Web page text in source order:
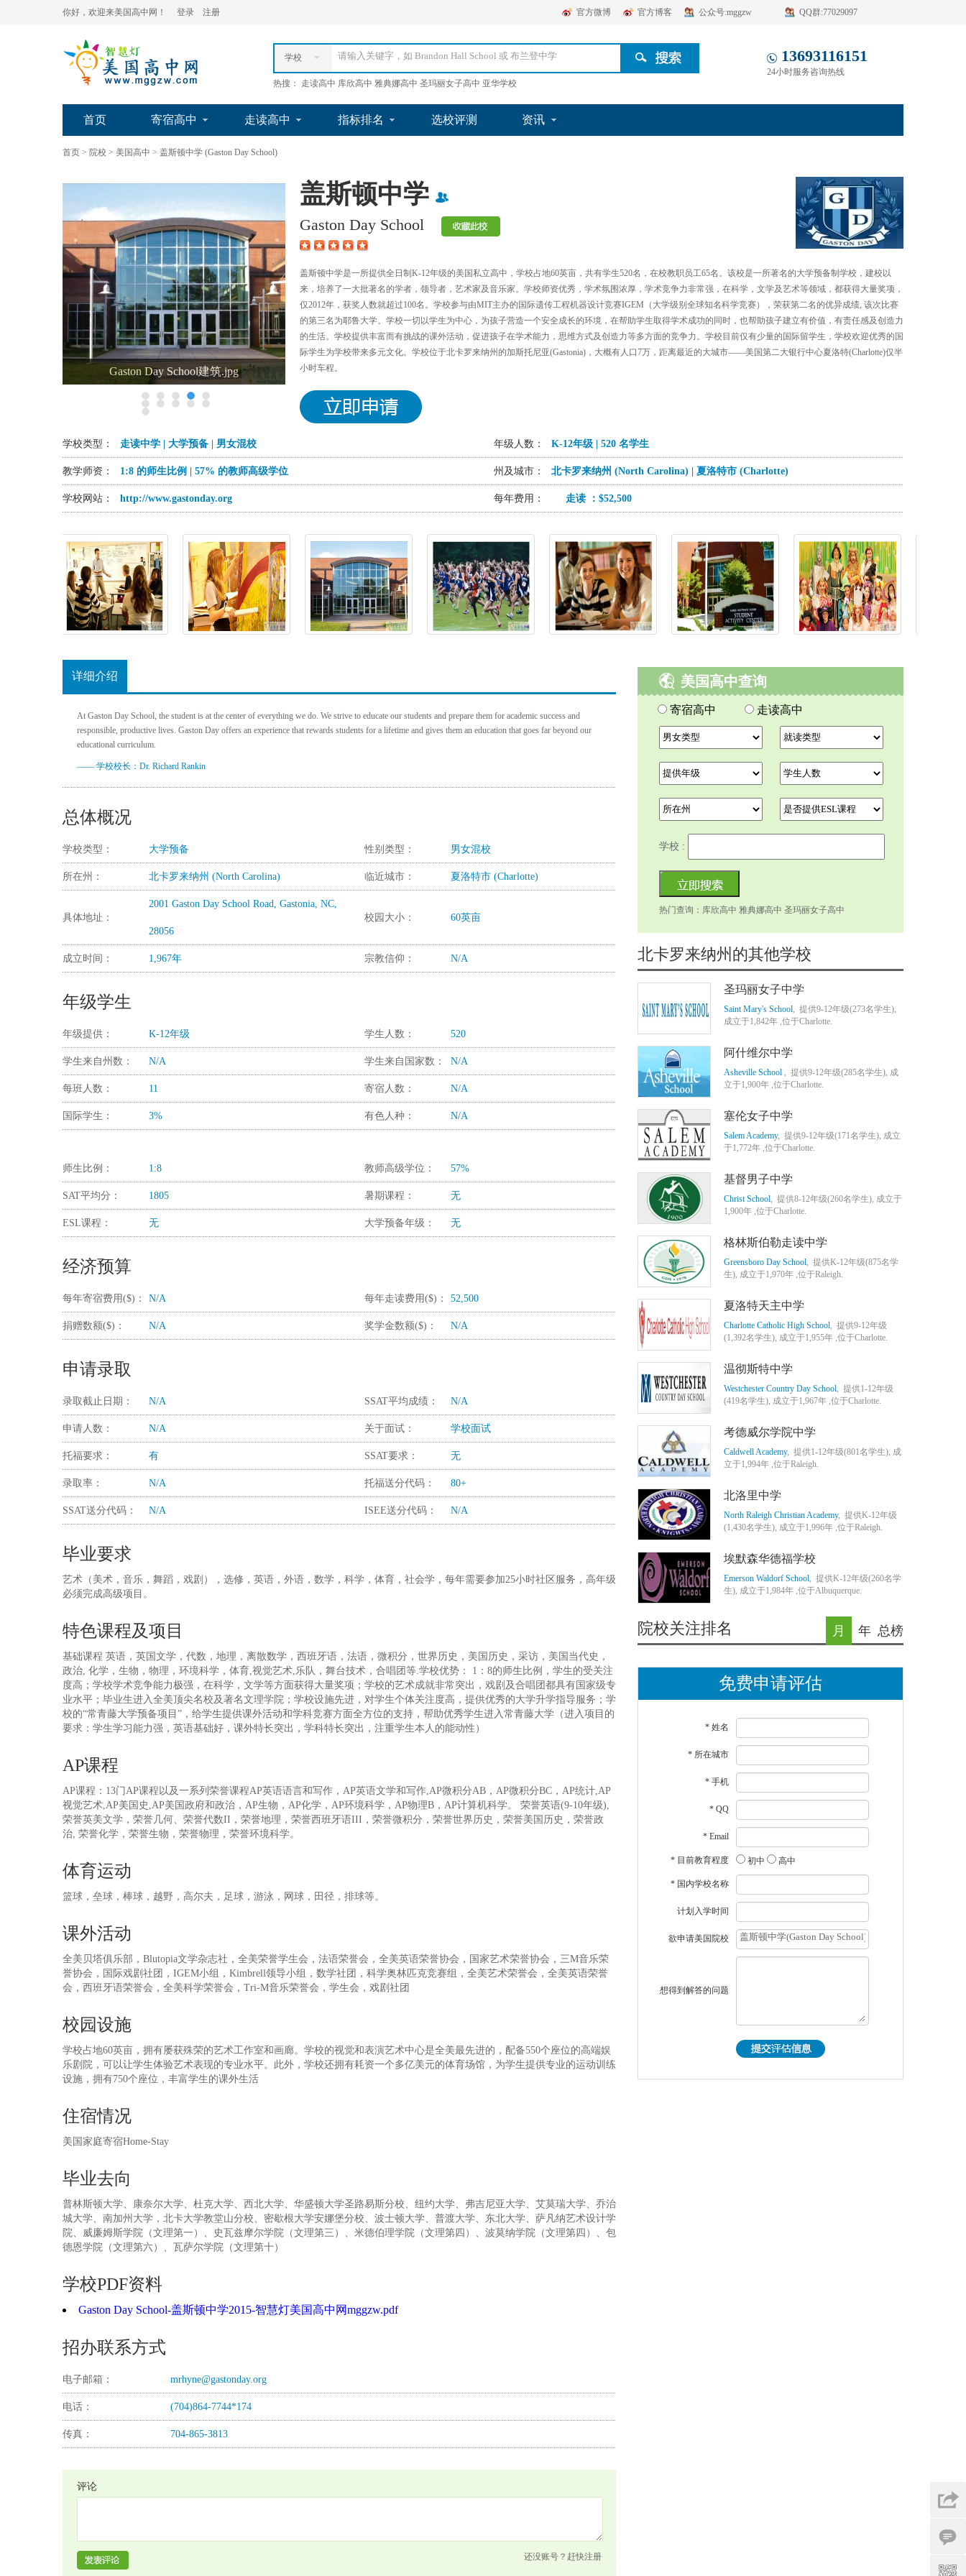
你好，欢迎来美国高中网！ 登录 注册 官方微博 官方博客 公众号:mggzw QQ群:77029097
学校
热搜： 走读高中 库欣高中 雅典娜高中 圣玛丽女子高中 亚华学校
13693116151
24小时服务咨询热线
首页 寄宿高中 走读高中 指标排名 选校评测 资讯
首页 > 院校 > 美国高中 > 盖斯顿中学 (Gaston Day School)
Gaston Day School建筑.jpg
盖斯顿中学
Gaston Day School
盖斯顿中学是一所提供全日制K-12年级的美国私立高中，学校占地60英亩，共有学生520名，在校教职员工65名。该校是一所著名的大学预备制学校，建校以
来，培养了一大批著名的学者，领导者，艺术家及音乐家。学校师资优秀，学术氛围浓厚，学术竞争力非常强，在科学，文学及艺术等领域，都获得大量奖项，
仅2012年，获奖人数就超过100名。学校参与由MIT主办的国际遗传工程机器设计竞赛IGEM（大学级别全球知名科学竞赛），荣获第二名的优异成绩, 该次比赛
的第三名为耶鲁大学。学校一切以学生为中心，为孩子营造一个安全成长的环境，在帮助学生取得学术成功的同时，也帮助孩子建立有价值，有责任感及创造力
的生活。学校提供丰富而有挑战的课外活动，促进孩子在学术能力，思维方式及创造力等多方面的竞争力。学校目前仅有少量的国际留学生，学校欢迎优秀的国
际学生为学校带来多元文化。学校位于北卡罗来纳州的加斯托尼亚(Gastonia)，大概有人口7万，距离最近的大城市——美国第二大银行中心夏洛特(Charlotte)仅半
小时车程。
学校类型： 走读中学 | 大学预备 | 男女混校 年级人数： K-12年级 | 520 名学生
教学师资： 1:8 的师生比例 | 57% 的教师高级学位 州及城市： 北卡罗来纳州 (North Carolina) | 夏洛特市 (Charlotte)
学校网站： http://www.gastonday.org 每年费用： 走读 ：$52,500
详细介绍
At Gaston Day School, the student is at the center of everything we do. We strive to educate our students and prepare them for academic success and
responsible, productive lives. Gaston Day offers an experience that rewards students for a lifetime and gives them an education that goes far beyond our
educational curriculum.
—— 学校校长：Dr. Richard Rankin
总体概况
学校类型： 大学预备 性别类型： 男女混校
所在州： 北卡罗来纳州 (North Carolina) 临近城市： 夏洛特市 (Charlotte)
具体地址：
2001 Gaston Day School Road, Gastonia, NC,
28056
校园大小： 60英亩
成立时间： 1,967年 宗教信仰： N/A
年级学生
年级提供： K-12年级 学生人数： 520
学生来自州数： N/A 学生来自国家数： N/A
每班人数： 11 寄宿人数： N/A
国际学生： 3% 有色人种： N/A
师生比例： 1:8 教师高级学位： 57%
SAT平均分： 1805 暑期课程： 无
ESL课程： 无 大学预备年级： 无
经济预算
每年寄宿费用($)： N/A 每年走读费用($)： 52,500
捐赠数额($)： N/A 奖学金数额($)： N/A
申请录取
录取截止日期： N/A SSAT平均成绩： N/A
申请人数： N/A 关于面试： 学校面试
托福要求： 有 SSAT要求： 无
录取率： N/A 托福送分代码： 80+
SSAT送分代码： N/A ISEE送分代码： N/A
毕业要求
艺术（美术，音乐，舞蹈，戏剧），选修，英语，外语，数学，科学，体育，社会学，每年需要参加25小时社区服务，高年级
必须完成高级项目。
特色课程及项目
基础课程 英语，英国文学，代数，地理，离散数学，西班牙语，法语，微积分，世界历史，美国历史，采访，美国当代史，
政治, 化学，生物，物理，环境科学，体育,视觉艺术,乐队，舞台技术，合唱团等.学校优势： 1：8的师生比例，学生的受关注
度高；学校学术竞争能力极强，在科学，文学等方面获得大量奖项；学校的艺术成就非常突出，戏剧及合唱团都具有国家级专
业水平；毕业生进入全美顶尖名校及著名文理学院；学校设施先进，对学生个体关注度高，提供优秀的大学升学指导服务；学
校的“常青藤大学预备项目”，给学生提供课外活动和学科竞赛方面全方位的支持，帮助优秀学生进入常青藤大学（进入项目的
要求：学生学习能力强，英语基础好，课外特长突出，学科特长突出，注重学生本人的能动性）
AP课程
AP课程：13门AP课程以及一系列荣誉课程AP英语语言和写作，AP英语文学和写作,AP微积分AB，AP微积分BC，AP统计,AP
视觉艺术,AP美国史,AP美国政府和政治，AP生物，AP化学，AP环境科学，AP物理B，AP计算机科学。 荣誉英语(9-10年级),
荣誉英美文学，荣誉几何、荣誉代数II，荣誉地理，荣誉西班牙语III，荣誉微积分，荣誉世界历史，荣誉美国历史，荣誉政
治, 荣誉化学，荣誉生物，荣誉物理，荣誉环境科学。
体育运动
篮球，垒球，棒球，越野，高尔夫，足球，游泳，网球，田径，排球等。
课外活动
全美贝塔俱乐部，Blutopia文学杂志社，全美荣誉学生会，法语荣誉会，全美英语荣誉协会，国家艺术荣誉协会，三M音乐荣
誉协会，国际戏剧社团，IGEM小组，Kimbrell领导小组，数学社团，科学奥林匹克竞赛组，全美艺术荣誉会，全美英语荣誉
会，西班牙语荣誉会，全美科学荣誉会，Tri-M音乐荣誉会，学生会，戏剧社团
校园设施
学校占地60英亩，拥有屡获殊荣的艺术工作室和画廊。学校的视觉和表演艺术中心是全美最先进的，配备550个座位的高端娱
乐剧院，可以让学生体验艺术表现的专业水平。此外，学校还拥有耗资一个多亿美元的体育场馆，为学生提供专业的运动训练
设施，拥有750个座位，丰富学生的课外生活
住宿情况
美国家庭寄宿Home-Stay
毕业去向
普林斯顿大学、康奈尔大学、杜克大学、西北大学、华盛顿大学圣路易斯分校、纽约大学、弗吉尼亚大学、艾莫瑞大学、乔治
城大学、南加州大学，北卡大学教堂山分校、密歇根大学安娜堡分校、波士顿大学、普渡大学、东北大学、萨凡纳艺术设计学
院、威廉姆斯学院（文理第一）、史瓦兹摩尔学院（文理第三）、米德伯理学院（文理第四）、波莫纳学院（文理第四）、包
德恩学院（文理第六）、瓦萨尔学院（文理第十）
学校PDF资料
Gaston Day School-盖斯顿中学2015-智慧灯美国高中网mggzw.pdf
招办联系方式
电子邮箱： mrhyne@gastonday.org
电话： (704)864-7744*174
传真： 704-865-3813
评论
还没账号？ 赶快注册
美国高中查询
寄宿高中 走读高中
学校 :
热门查询：库欣高中 雅典娜高中 圣玛丽女子高中
北卡罗来纳州的其他学校
圣玛丽女子中学
Saint Mary's School, 提供9-12年级(273名学生),
成立于1,842年 ,位于Charlotte.
阿什维尔中学
Asheville School , 提供9-12年级(285名学生), 成
立于1,900年 ,位于Charlotte.
塞伦女子中学
Salem Academy, 提供9-12年级(171名学生), 成立
于1,772年 ,位于Charlotte.
基督男子中学
Christ School, 提供8-12年级(260名学生), 成立于
1,900年 ,位于Charlotte.
格林斯伯勒走读中学
Greensboro Day School, 提供K-12年级(875名学
生), 成立于1,970年 ,位于Raleigh.
夏洛特天主中学
Charlotte Catholic High School, 提供9-12年级
(1,392名学生), 成立于1,955年 ,位于Charlotte.
温彻斯特中学
Westchester Country Day School, 提供1-12年级
(419名学生), 成立于1,967年 ,位于Charlotte.
考德威尔学院中学
Caldwell Academy, 提供1-12年级(801名学生), 成
立于1,994年 ,位于Raleigh.
北洛里中学
North Raleigh Christian Academy, 提供K-12年级
(1,430名学生), 成立于1,996年 ,位于Raleigh.
埃默森华德福学校
Emerson Waldorf School, 提供K-12年级(260名学
生), 成立于1,984年 ,位于Albuquerque.
院校关注排名 月 年 总榜
免费申请评估
* 姓名
* 所在城市
* 手机
* QQ
* Email
* 目前教育程度 初中 高中
* 国内学校名称
计划入学时间
欲申请美国院校
想得到解答的问题